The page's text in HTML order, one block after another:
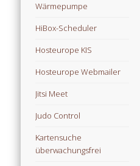
Wärmepumpe
HiBox-Scheduler
Hosteurope KIS
Hosteurope Webmailer
Jitsi Meet
Judo Control
Kartensuche
überwachungsfrei